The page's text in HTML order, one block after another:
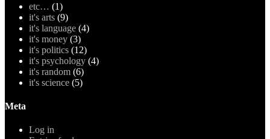
etc… (1)
it's arts (9)
it's language (4)
it's money (3)
it's politics (12)
it's psychology (4)
it's random (6)
it's science (5)
Meta
Log in